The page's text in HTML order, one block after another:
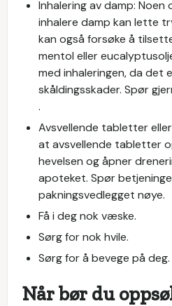
Inhalering av damp:
inhalere damp kan lette
kan også forsøke å
mentol eller
med inhaleringen, da det
skåldingsskader. Spør
.
Avsvellende tabletter
at avsvellende tabletter
hevelsen og åpner
apoteket. Spør
pakningsvedlegget nøye.
Få i deg nok væske.
Sørg for nok hvile.
Sørg for å bevege på deg.
Når bør du